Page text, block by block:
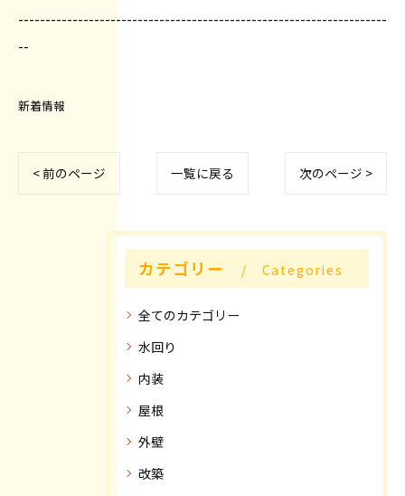
--------------------------------------------------------------------
--
新着情報
< 前のページ 一覧に戻る 次のページ >
カテゴリー Categories
全てのカテゴリー
水回り
内装
屋根
外壁
改築